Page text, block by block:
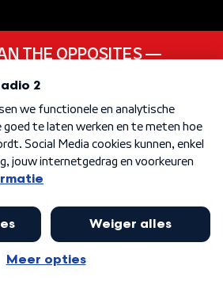
THE OPPOSITES
Uit
LIEDJE UIT DE
JE DEZE NOG
Palace